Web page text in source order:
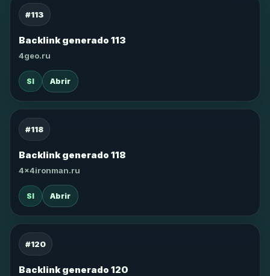
#113
Backlink generado 113
4geo.ru
SI Abrir
#118
Backlink generado 118
4x4ironman.ru
SI Abrir
#120
Backlink generado 120